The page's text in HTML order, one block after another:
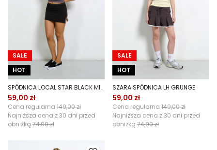
SALE
HOT
SPÓDNICA LOCAL STAR BLACK MINI
59,00 zł
Cena regularna 149,00 zł
Najniższa cena z 30 dni przed
obniżką 74,00 zł
SALE
HOT
SZARA SPÓDNICA LH GRUNGE
59,00 zł
Cena regularna 149,00 zł
Najniższa cena z 30 dni przed
obniżką 74,00 zł